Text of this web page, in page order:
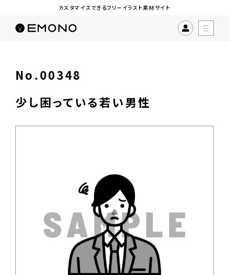
カスタマイズできるフリーイラスト素材サイト
No.00348
少し困っている若い男性